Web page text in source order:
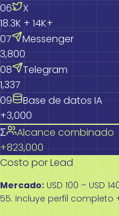
06
X
18.3K + 14K+
07
Messenger
3,800
08
Telegram
1,337
09
Base de datos IA
+3,000
Σ
Alcance combinado
+823,000
Costo por Lead
Mercado: USD 100 – USD
55. Incluye perfil completo